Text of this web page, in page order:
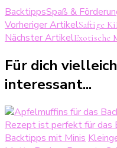
BacktippsSpaß &
Vorheriger ArtikelSaftige
Nächster ArtikelExotische
Für dich
interessant...
Backtipps mit Minis